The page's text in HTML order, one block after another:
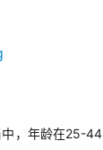
，年龄在25-44